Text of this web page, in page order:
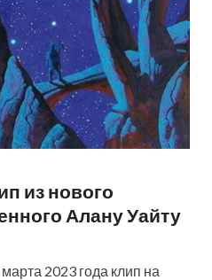
из нового
Алану Уайту
2023 года клип на